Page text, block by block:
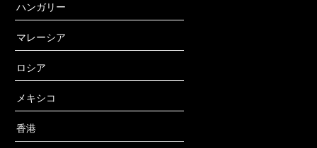
ハンガリー
マレーシア
ロシア
メキシコ
香港